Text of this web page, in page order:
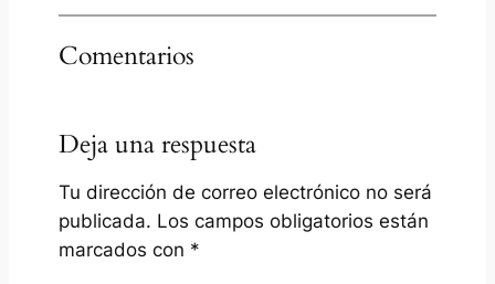
Comentarios
Deja una respuesta
Tu dirección de correo electrónico no será
publicada. Los campos obligatorios están
marcados con *